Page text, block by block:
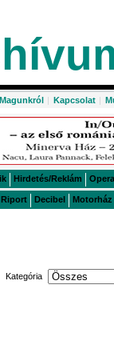
Magunkról | Kapcsolat |
Hirdetés/Reklám Opera
Riport Decibel Motorház
Kategória